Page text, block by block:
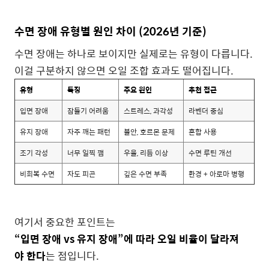
수면 장애 유형별 원인 차이 (2026년 기준)
수면 장애는 하나로 보이지만 실제로는 유형이 다릅니다.
이걸 구분하지 않으면 오일 조합 효과도 떨어집니다.
유형 특징 주요 원인
추천 접근
입면 장애
잠들기 어려움 스트레스, 과각성
라벤더 중심
유지 장애
자주 깨는 패턴 불안, 호르몬 문제
혼합 사용
조기 각성
너무 일찍 깸 우울, 리듬 이상
수면 루틴 개선
비회복 수면
자도 피곤 깊은 수면 부족 환경 + 아로마 병행
여기서 중요한 포인트는
“입면 장애 vs 유지 장애”에 따라 오일 비율이 달라져
야 한다는 점입니다.